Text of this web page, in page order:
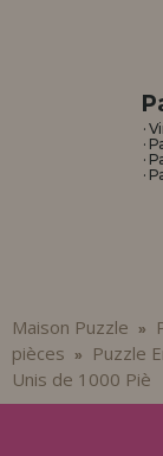
·
·
·
·
Maison Puzzle »
pièces »
Puzzle
Unis de 1000 Piè